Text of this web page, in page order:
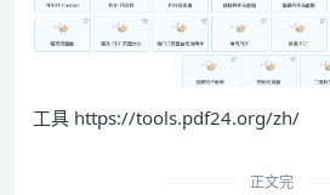
工具 https://tools.pdf24.org/zh/
正文完